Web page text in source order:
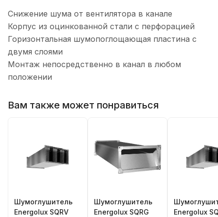
Снижение шума от вентилятора в канале
Корпус из оцинкованной стали с перфорацией
Горизонтальная шумопоглощающая пластина с
двумя слоями
Монтаж непосредственно в канал в любом
положении
Вам также может понравиться
Шумоглушитель
Energolux SQRV
Шумоглушитель
Energolux SQRG
Energolux